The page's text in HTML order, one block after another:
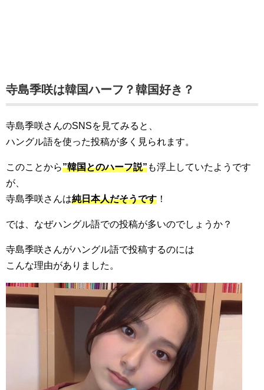
寺島季咲は韓国ハーフ？韓国好き？
寺島季咲さんのSNSを見てみると、
ハングル語を使った投稿が多く見られます。
このことから”韓国とのハーフ説”も浮上していたようです
が、
寺島季咲さんは純日本人だそうです ！
では、なぜハングル語での投稿が多いのでしょうか？
寺島季咲さんがハングル語で投稿するのには
こんな理由がありました。